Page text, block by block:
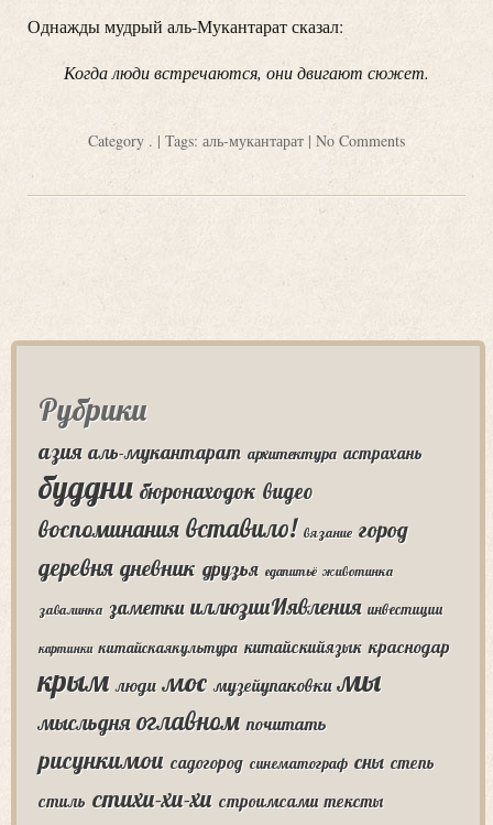
Однажды мудрый аль-Мукантарат сказал:
Когда люди встречаются, они двигают сюжет.
Category . | Tags: аль-мукантарат | No Comments
Рубрики
азия аль-мукантарат архитектура астрахань
буддни бюронаходок видео
воспоминания вставило! вязание город
деревня дневник друзья едапитьё животинка
завалинка заметки иллюзииИявления инвестиции
картинки китайскаякультура китайскийязык краснодар
крым люди мос музейупаковки мы
мысльдня оглавном почитать
рисункимои садогород синематограф сны степь
стиль стихи-хи-хи строимсами тексты